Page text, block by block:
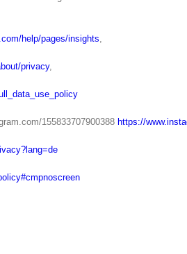
help/pages/insights,
privacy,
155833707900388 https://